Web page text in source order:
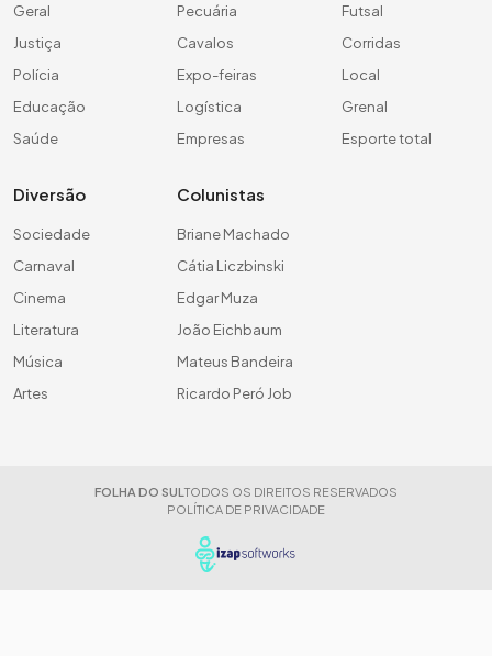
Geral
Justiça
Polícia
Educação
Saúde
Pecuária
Cavalos
Expo-feiras
Logística
Empresas
Futsal
Corridas
Local
Grenal
Esporte total
Diversão
Sociedade
Carnaval
Cinema
Literatura
Música
Artes
Colunistas
Briane Machado
Cátia Liczbinski
Edgar Muza
João Eichbaum
Mateus Bandeira
Ricardo Peró Job
FOLHA DO SUL TODOS OS DIREITOS RESERVADOS
POLÍTICA DE PRIVACIDADE